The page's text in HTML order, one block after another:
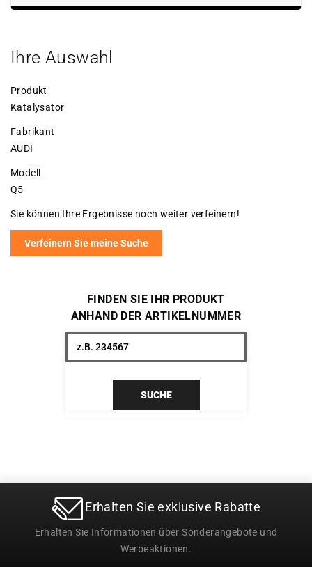
Ihre Auswahl
Produkt
Katalysator
Fabrikant
AUDI
Modell
Q5
Sie können Ihre Ergebnisse noch weiter verfeinern!
Verfeinern Sie meine Suche
FINDEN SIE IHR PRODUKT
ANHAND DER ARTIKELNUMMER
SUCHE
Erhalten Sie exklusive Rabatte
Erhalten Sie Informationen über Sonderangebote und
Werbeaktionen.